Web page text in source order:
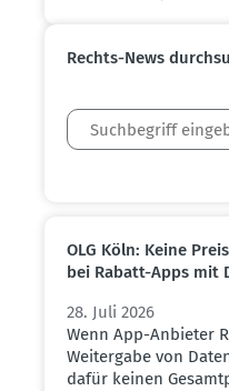
Rechts-News
OLG Köln: Keine
bei Rabatt-Apps mit
28. Juli 2026
Wenn App-Anbieter
Weitergabe von
dafür keinen